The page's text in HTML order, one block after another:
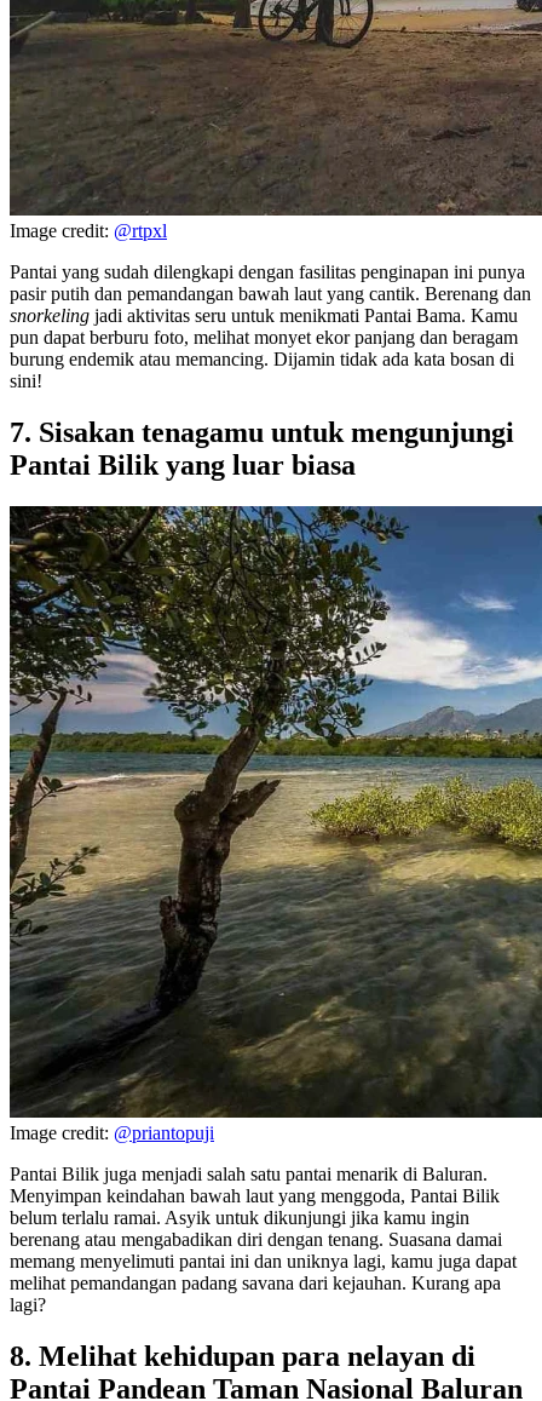
Image credit: @rtpxl
Pantai yang sudah dilengkapi dengan fasilitas penginapan ini punya
pasir putih dan pemandangan bawah laut yang cantik. Berenang dan
snorkeling jadi aktivitas seru untuk menikmati Pantai Bama. Kamu
pun dapat berburu foto, melihat monyet ekor panjang dan beragam
burung endemik atau memancing. Dijamin tidak ada kata bosan di
sini!
7. Sisakan tenagamu untuk mengunjungi
Pantai Bilik yang luar biasa
Image credit: @priantopuji
Pantai Bilik juga menjadi salah satu pantai menarik di Baluran.
Menyimpan keindahan bawah laut yang menggoda, Pantai Bilik
belum terlalu ramai. Asyik untuk dikunjungi jika kamu ingin
berenang atau mengabadikan diri dengan tenang. Suasana damai
memang menyelimuti pantai ini dan uniknya lagi, kamu juga dapat
melihat pemandangan padang savana dari kejauhan. Kurang apa
lagi?
8. Melihat kehidupan para nelayan di
Pantai Pandean Taman Nasional Baluran